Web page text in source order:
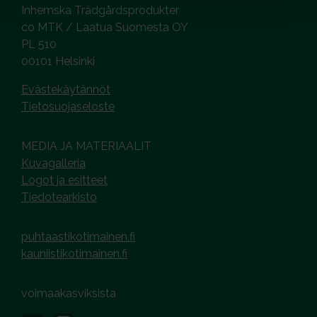
Inhemska Trädgårdsprodukter
co MTK / Laatua Suomesta OY
PL 510
00101 Helsinki
Evästekäytännöt
Tietosuojaseloste
MEDIA JA MATERIAALIT
Kuvagalleria
Logot ja esitteet
Tiedotearkisto
puhtaastikotimainen.fi
kauniistikotimainen.fi
voimaakasviksista